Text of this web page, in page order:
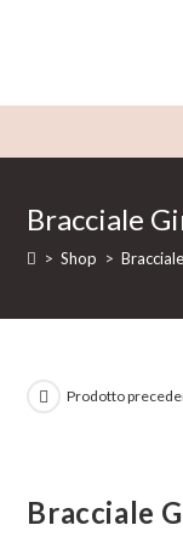
Bracciale
> Shop >
Prodotto
Bracciale